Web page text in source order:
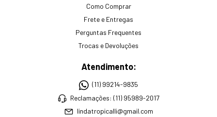
Como Comprar
Frete e Entregas
Perguntas Frequentes
Trocas e Devoluções
Atendimento:
(11) 99214-9835
Reclamações: (11) 95989-2017
lindatropicalli@gmail.com